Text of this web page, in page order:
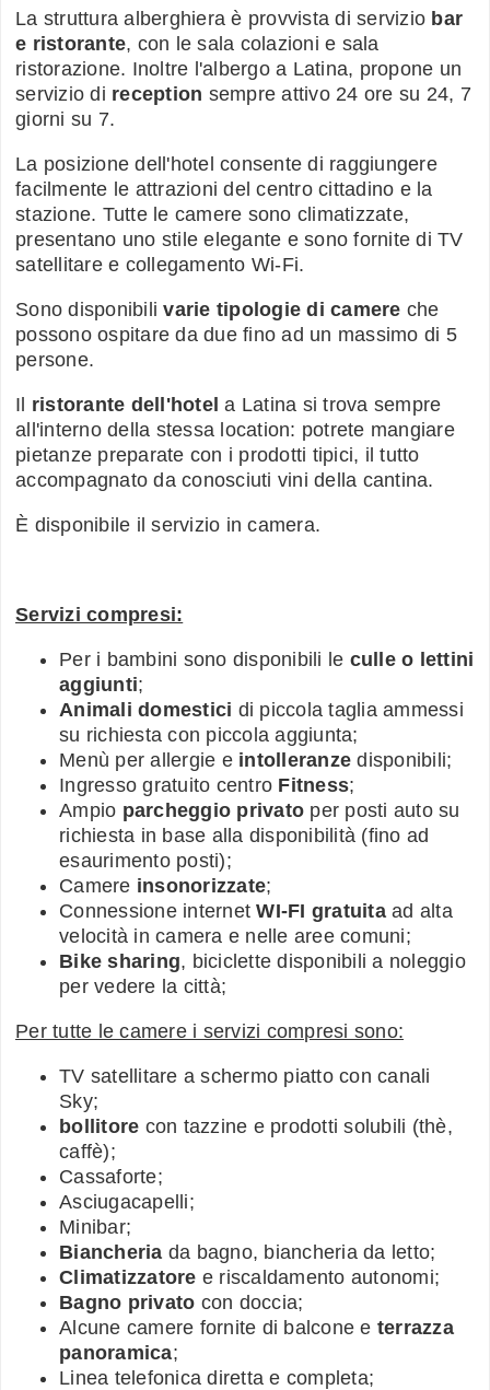
La struttura alberghiera è provvista di servizio bar
e ristorante, con le sala colazioni e sala
ristorazione. Inoltre l'albergo a Latina, propone un
servizio di reception sempre attivo 24 ore su 24, 7
giorni su 7.
La posizione dell'hotel consente di raggiungere
facilmente le attrazioni del centro cittadino e la
stazione. Tutte le camere sono climatizzate,
presentano uno stile elegante e sono fornite di TV
satellitare e collegamento Wi-Fi.
Sono disponibilivarie tipologie di camere che
possono ospitare da due fino ad un massimo di 5
persone.
Il ristorante dell'hotel a Latina si trova sempre
all'interno della stessa location: potrete mangiare
pietanze preparate con i prodotti tipici, il tutto
accompagnato da conosciuti vini della cantina.
È disponibile il servizio in camera.
Servizi compresi:
Per i bambini sono disponibili le culle o lettini
aggiunti;
Animali domestici di piccola taglia ammessi
su richiesta con piccola aggiunta;
Menù per allergie e intolleranze disponibili;
Ingresso gratuito centro Fitness;
Ampio parcheggio privato per posti auto su
richiesta in base alla disponibilità (fino ad
esaurimento posti);
Camere insonorizzate;
Connessione internetWI-FI gratuitaad alta
velocità in camera e nelle aree comuni;
Bike sharing, biciclette disponibili a noleggio
per vedere la città;
Per tutte le camere i servizi compresi sono:
TV satellitare a schermo piatto con canali
Sky;
bollitore con tazzine e prodotti solubili (thè,
caffè);
Cassaforte;
Asciugacapelli;
Minibar;
Biancheria da bagno, biancheria da letto;
Climatizzatore e riscaldamento autonomi;
Bagno privato con doccia;
Alcune camere fornite di balcone e terrazza
panoramica;
Linea telefonica diretta e completa;